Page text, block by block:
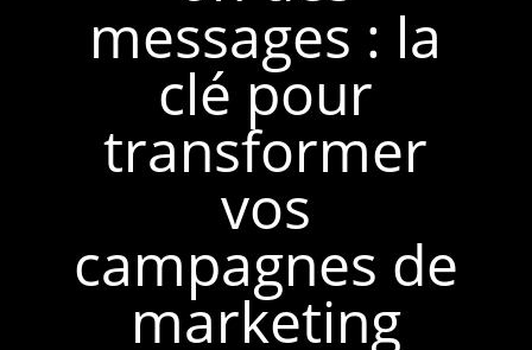
messages : la
clé pour
transformer
vos
campagnes de
marketing